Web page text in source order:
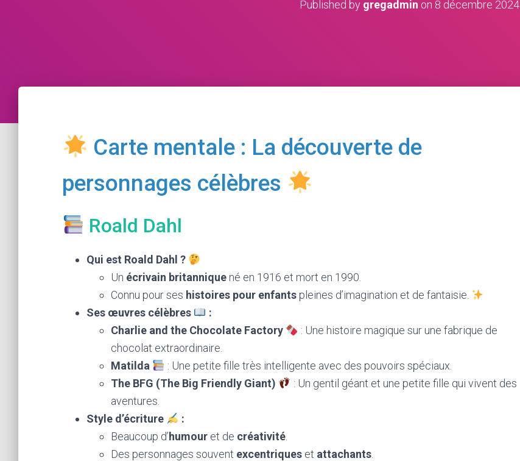
Published by gregadmin on 8 décembre 2024
Carte mentale : La découverte de
personnages célèbres
Roald Dahl
Qui est Roald Dahl ?
Un écrivain britannique né en 1916 et mort en 1990.
Connu pour ses histoires pour enfants pleines d’imagination et de fantaisie.
Ses œuvres célèbres
:
Charlie and the Chocolate Factory
: Une histoire magique sur une fabrique de
chocolat extraordinaire.
Matilda
: Une petite fille très intelligente avec des pouvoirs spéciaux.
The BFG (The Big Friendly Giant)
: Un gentil géant et une petite fille qui vivent des
aventures.
Style d’écriture
:
Beaucoup d’humour et de créativité
Des personnages souvent excentriques et attachants